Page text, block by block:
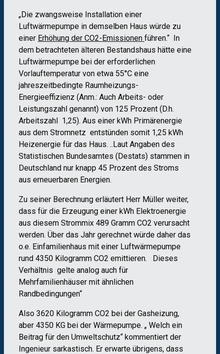
„Die zwangsweise Installation einer
Luftwärmepumpe in demselben Haus würde zu
einer Erhöhung der CO2-Emissionen führen.“ In
dem betrachteten älteren Bestandshaus hätte eine
Luftwärmepumpe bei der erforderlichen
Vorlauftemperatur von etwa 55°C eine
jahreszeitbedingte Raumheizungs-
Energieeffizienz (Anm.: Auch Arbeits- oder
Leistungszahl genannt) von 125 Prozent (D.h.
Arbeitszahl 1,25). Aus einer kWh Primärenergie
aus dem Stromnetz entstünden somit 1,25 kWh
Heizenergie für das Haus. ..Laut Angaben des
Statistischen Bundesamtes (Destats) stammen in
Deutschland nur knapp 45 Prozent des Stroms
aus erneuerbaren Energien.
Zu seiner Berechnung erläutert Herr Müller weiter,
dass für die Erzeugung einer kWh Elektroenergie
aus diesem Strommix 489 Gramm CO2 verursacht
werden. Über das Jahr gerechnet würde daher das
o.e. Einfamilienhaus mit einer Luftwärmepumpe
rund 4350 Kilogramm CO2 emittieren. Dieses
Verhältnis gelte analog auch für
Mehrfamilienhäuser mit ähnlichen
Randbedingungen“
Also 3620 Kilogramm CO2 bei der Gasheizung,
aber 4350 KG bei der Wärmepumpe. „ Welch ein
Beitrag für den Umweltschutz“ kommentiert der
Ingenieur sarkastisch. Er erwarte übrigens, dass